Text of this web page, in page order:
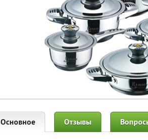
Основное Отзывы